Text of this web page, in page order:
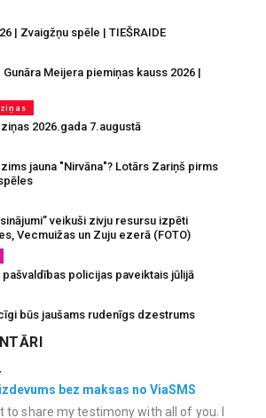
| Zvaigžņu spēle | TIEŠRAIDE
Meijera piemiņas kauss 2026 |
2026.gada 7.augustā
jauna "Nirvāna"? Lotārs Zariņš pirms
veikuši zivju resursu izpēti
Vecmuižas un Zuju ezerā (FOTO)
policijas paveiktais jūlijā
būs jaušams rudenīgs dzestrums
bez maksas no ViaSMS
to share my testimony with all of you. I